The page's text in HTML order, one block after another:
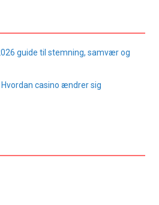
guide til stemning, samvær og
casino ændrer sig